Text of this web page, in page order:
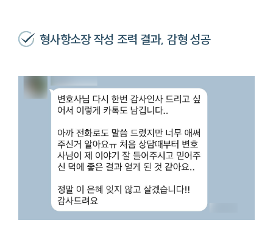
형사항소장 작성 조력 결과, 감형 성공